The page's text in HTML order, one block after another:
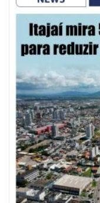
20 anos da Lei Maria da
doméstica são
BALNEÁRIO